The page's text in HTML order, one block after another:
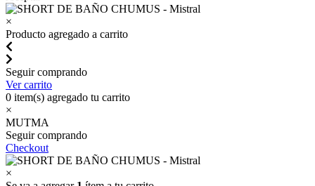
×
Producto agregado a carrito
Seguir comprando
Ver carrito
0 item(s) agregado tu carrito
×
MUTMA
Seguir comprando
Checkout
×